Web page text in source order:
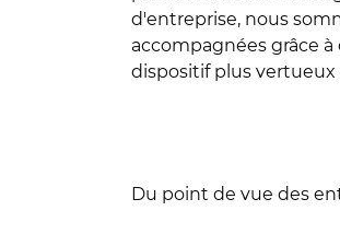
d'entreprise, nous
accompagnées grâce
dispositif plus
Du point de vue des